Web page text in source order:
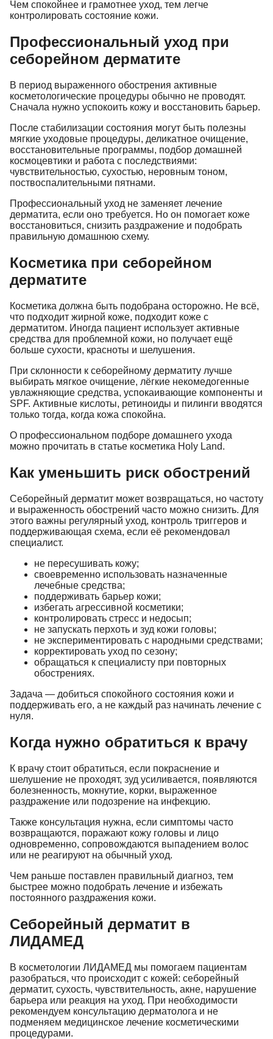
Чем спокойнее и грамотнее уход, тем легче
контролировать состояние кожи.
Профессиональный уход при
себорейном дерматите
В период выраженного обострения активные
косметологические процедуры обычно не проводят.
Сначала нужно успокоить кожу и восстановить барьер.
После стабилизации состояния могут быть полезны
мягкие уходовые процедуры, деликатное очищение,
восстановительные программы, подбор домашней
космоцевтики и работа с последствиями:
чувствительностью, сухостью, неровным тоном,
поствоспалительными пятнами.
Профессиональный уход не заменяет лечение
дерматита, если оно требуется. Но он помогает коже
восстановиться, снизить раздражение и подобрать
правильную домашнюю схему.
Косметика при себорейном
дерматите
Косметика должна быть подобрана осторожно. Не всё,
что подходит жирной коже, подходит коже с
дерматитом. Иногда пациент использует активные
средства для проблемной кожи, но получает ещё
больше сухости, красноты и шелушения.
При склонности к себорейному дерматиту лучше
выбирать мягкое очищение, лёгкие некомедогенные
увлажняющие средства, успокаивающие компоненты и
SPF. Активные кислоты, ретиноиды и пилинги вводятся
только тогда, когда кожа спокойна.
О профессиональном подборе домашнего ухода
можно прочитать в статье косметика Holy Land.
Как уменьшить риск обострений
Себорейный дерматит может возвращаться, но частоту
и выраженность обострений часто можно снизить. Для
этого важны регулярный уход, контроль триггеров и
поддерживающая схема, если её рекомендовал
специалист.
не пересушивать кожу;
своевременно использовать назначенные
лечебные средства;
поддерживать барьер кожи;
избегать агрессивной косметики;
контролировать стресс и недосып;
не запускать перхоть и зуд кожи головы;
не экспериментировать с народными средствами;
корректировать уход по сезону;
обращаться к специалисту при повторных
обострениях.
Задача — добиться спокойного состояния кожи и
поддерживать его, а не каждый раз начинать лечение с
нуля.
Когда нужно обратиться к врачу
К врачу стоит обратиться, если покраснение и
шелушение не проходят, зуд усиливается, появляются
болезненность, мокнутие, корки, выраженное
раздражение или подозрение на инфекцию.
Также консультация нужна, если симптомы часто
возвращаются, поражают кожу головы и лицо
одновременно, сопровождаются выпадением волос
или не реагируют на обычный уход.
Чем раньше поставлен правильный диагноз, тем
быстрее можно подобрать лечение и избежать
постоянного раздражения кожи.
Себорейный дерматит в
ЛИДАМЕД
В косметологии ЛИДАМЕД мы помогаем пациентам
разобраться, что происходит с кожей: себорейный
дерматит, сухость, чувствительность, акне, нарушение
барьера или реакция на уход. При необходимости
рекомендуем консультацию дерматолога и не
подменяем медицинское лечение косметическими
процедурами.